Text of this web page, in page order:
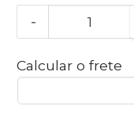
-
Calcular o frete